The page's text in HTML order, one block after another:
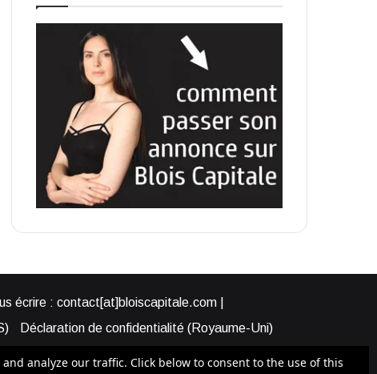
écrire : contact[at]bloiscapitale.com |
Déclaration de confidentialité (Royaume-Uni)
analyze our traffic. Click below to consent to the use of this